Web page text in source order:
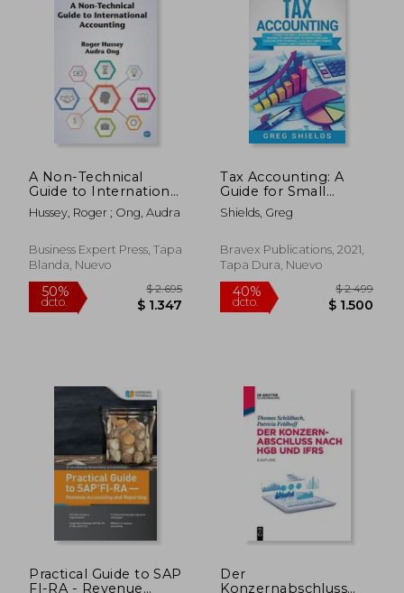
40%
dcto.
40%
dcto.
40%
dcto.
A Non-Technical
Guide to International
Accounting (en
Inglés)
Hussey, Roger ; Ong, Audra
Business Expert Press, Tapa
Blanda, Nuevo
Tax Accounting: A
Guide for Small
Business Owners
Wanting to
Deductions, and
Taxes Related to
Employment, s
Corps, and c
Shields, Greg
Bravex Publications, 2021,
Tapa Dura, Nuevo
Practical Guide to SAP
FI-RA - Revenue
Der
Konzernabschluss